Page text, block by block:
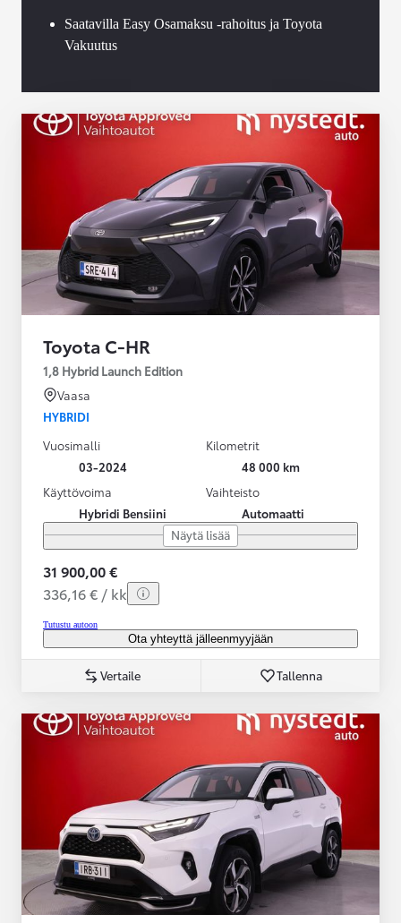
Saatavilla Easy Osamaksu -rahoitus ja Toyota
Vakuutus
Toyota C-HR
1,8 Hybrid Launch Edition
Vaasa
HYBRIDI
Vuosimalli
03-2024
Kilometrit
48 000 km
Käyttövoima
Hybridi Bensiini
Vaihteisto
Automaatti
Näytä lisää
31 900,00 €
336,16 € / kk
Tutustu autoon
Ota yhteyttä jälleenmyyjään
Vertaile Tallenna